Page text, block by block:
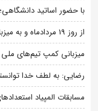
با حضور اساتید دانشگاهی؛
از روز 19 مردادماه و به میزبانی کمپ تیم های ملی؛
میزبانی کمپ تیم‌های ملی
رضایی: به لطف خدا
مسابقات المپیاد